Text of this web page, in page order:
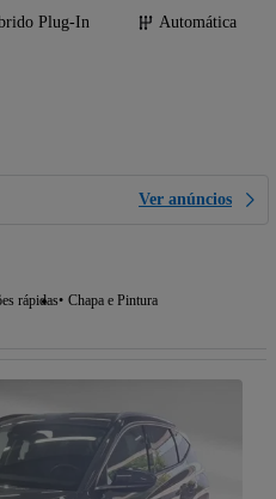
Plug-In
Automática
Ver anúncios
rápidas Chapa e Pintura